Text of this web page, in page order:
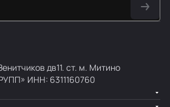
дв11. ст. м. Митино
ИНН: 6311160760